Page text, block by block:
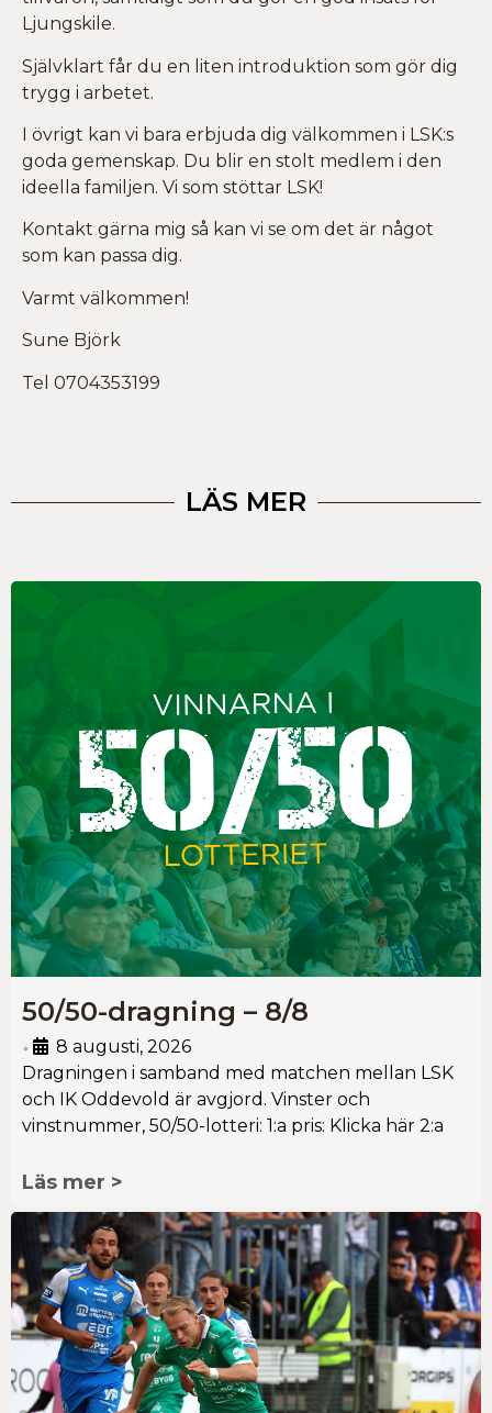
Ljungskile.
Självklart får du en liten introduktion som gör dig
trygg i arbetet.
I övrigt kan vi bara erbjuda dig välkommen i LSK:s
goda gemenskap. Du blir en stolt medlem i den
ideella familjen. Vi som stöttar LSK!
Kontakt gärna mig så kan vi se om det är något
som kan passa dig.
Varmt välkommen!
Sune Björk
Tel 0704353199
LÄS MER
50/50-dragning – 8/8
•
8 augusti, 2026
Dragningen i samband med matchen mellan LSK
och IK Oddevold är avgjord. Vinster och
vinstnummer, 50/50-lotteri: 1:a pris: Klicka här 2:a
Läs mer >